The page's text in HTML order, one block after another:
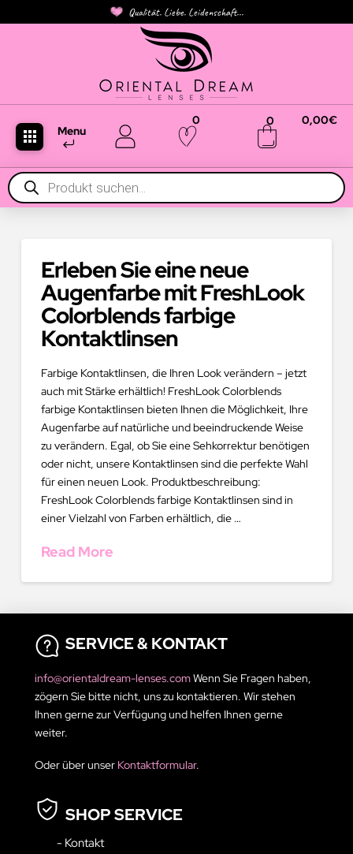
Qualität. Liebe. Leidenschaft...
Menu
0 0 0,00€
Products
search
Erleben Sie eine neue
Augenfarbe mit FreshLook
Colorblends farbige
Kontaktlinsen
Farbige Kontaktlinsen, die Ihren Look verändern – jetzt
auch mit Stärke erhältlich! FreshLook Colorblends
farbige Kontaktlinsen bieten Ihnen die Möglichkeit, Ihre
Augenfarbe auf natürliche und beeindruckende Weise
zu verändern. Egal, ob Sie eine Sehkorrektur benötigen
oder nicht, unsere Kontaktlinsen sind die perfekte Wahl
für einen neuen Look. Produktbeschreibung:
FreshLook Colorblends farbige Kontaktlinsen sind in
einer Vielzahl von Farben erhältlich, die …
Read More
SERVICE & KONTAKT
info@orientaldream-lenses.comWenn Sie Fragen haben,
zögern Sie bitte nicht, uns zu kontaktieren. Wir stehen
Ihnen gerne zur Verfügung und helfen Ihnen gerne
weiter.
Oder über unser Kontaktformular.
SHOP SERVICE
- Kontakt